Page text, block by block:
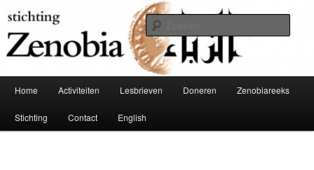
naar
de
primaire
inhoudStichting Zenobia
Home Activiteiten Lesbrieven Doneren Zenobiareeks
Stichting Contact English